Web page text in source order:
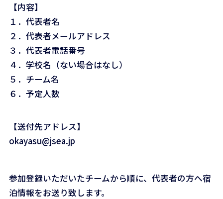
【内容】
１．代表者名
２．代表者メールアドレス
３．代表者電話番号
４．学校名（ない場合はなし）
５．チーム名
６．予定人数
【送付先アドレス】
okayasu@jsea.jp
参加登録いただいたチームから順に、代表者の方へ宿
泊情報をお送り致します。